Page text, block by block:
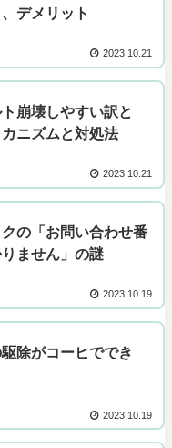
デメリット
2023.10.21
崩壊しやすい訳と
ニズムと対処法
2023.10.21
の「お問い合わせ番
ません」の謎
2023.10.19
除がコーヒででき
2023.10.19